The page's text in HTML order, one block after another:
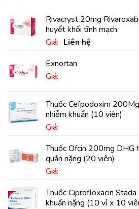
Rivacryst 20mg
huyết khối tĩnh mạch
Giá: Liên hệ
Exnortan
Giá:
Thuốc Cefpodoxim
nhiễm khuẩn (10 viên)
Giá:
Thuốc Ofcin 200mg DHG
quản nặng (20 viên)
Giá:
Thuốc Ciprofloxacin
khuẩn nặng (10 vỉ x 10